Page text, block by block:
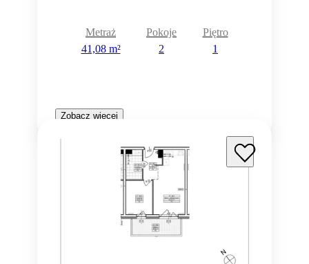
Metraż
41,08 m²
Pokoje
2
Piętro
1
Zobacz więcej